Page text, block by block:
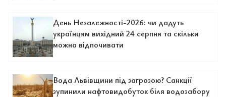
День Незалежності-2026: чи дадуть
українцям вихідний 24 серпня та скільки
можна відпочивати
Вода Львівщини під загрозою? Санкції
зупинили нафтовидобуток біля водозабору